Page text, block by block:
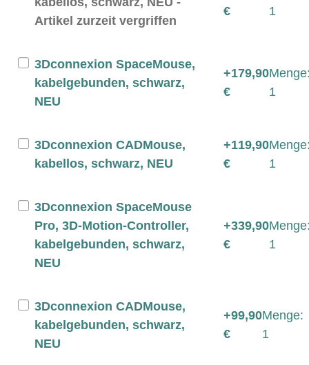
Artikel zurzeit vergriffen
€ 1
3Dconnexion SpaceMouse,
kabelgebunden, schwarz,
NEU
+179,90
€
1
3Dconnexion CADMouse,
kabellos, schwarz, NEU
+119,90
€
1
3Dconnexion SpaceMouse
Pro, 3D-Motion-Controller,
kabelgebunden, schwarz,
NEU
+339,90
€
1
3Dconnexion CADMouse,
kabelgebunden, schwarz,
NEU
+99,90
€
Menge:
1